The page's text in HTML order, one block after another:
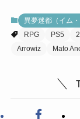
異夢迷都（イム
RPG
PS5
Arrowiz
Mato